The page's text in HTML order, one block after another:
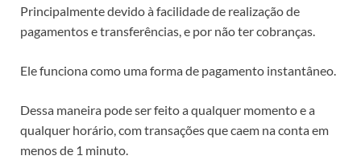
Principalmente devido à facilidade de realização de
pagamentos e transferências, e por não ter cobranças.
Ele funciona como uma forma de pagamento instantâneo.
Dessa maneira pode ser feito a qualquer momento e a
qualquer horário, com transações que caem na conta em
menos de 1 minuto.